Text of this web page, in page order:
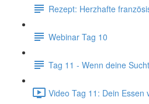
Rezept: Herzhafte
Webinar Tag 10
Tag 11 - Wenn deine
Video Tag 11: Dein Essen